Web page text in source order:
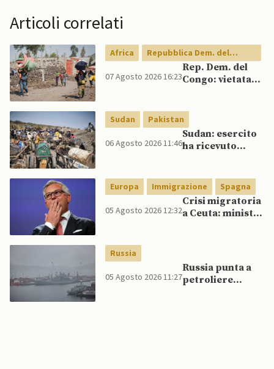
Articoli correlati
Africa
Repubblica Dem. del
Congo
07 Agosto 2026 16:23
Rep. Dem. del
Congo: vietata
rame e cobalto
Sudan Pakistan
06 Agosto 2026 11:46
Sudan: esercito
ha ricevuto
Pakistan
Europa Immigrazione Spagna
05 Agosto 2026 12:32
Crisi migratoria
a Ceuta: ministri
schierano a
sostegno della
Spagna
Russia
05 Agosto 2026 11:27
Russia punta a
petroliere